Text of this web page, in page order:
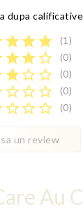
dupa calificative
starstarstar
(1)
starstarstar_border
(0)
starstar_borderstar_border
(0)
star_borderstar_borderstar_border
(0)
star_borderstar_borderstar_border (0)
un review
Au